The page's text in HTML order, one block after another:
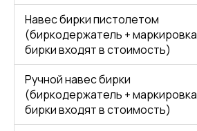
Навес бирки пистолетом
(биркодержатель + маркировка
бирки входят в стоимость)
Ручной навес бирки
(биркодержатель + маркировка
бирки входят в стоимость)